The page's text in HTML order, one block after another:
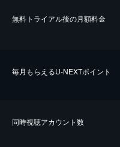
無料トライアル後の⽉額料金
毎⽉もらえるU-NEXTポイント
同時視聴アカウント数